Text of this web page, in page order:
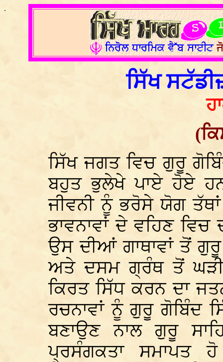
.
ਸਿੱਖ
ਸਿੱਖ ਜਗਤ ਵਿਚ ਗੁਰੂ
ਬਹੁਤ ਭੁਲੇਖੇ ਪਾਏ ਹੋਏ
ਜੀਵਨੀ ਨੂੰ ਭਰੋਸੇ ਯੋਗ
ਭਾਵਨਾਵਾਂ ਦੇ ਵਹਿਣ
ਉਸ ਦੀਆਂ ਗਾਥਾਵਾਂ ਤੋਂ
ਅਤੇ ਦਸਮ ਗ੍ਰੰਥ ਤੋਂ
ਕਿਰਤ ਸਿੱਧ ਕਰਨ ਦਾ
ਰਚਨਾਵਾਂ ਨੂੰ ਗੁਰੂ ਗੋਬਿੰਦ
ਬਣਾਉਣ ਨਾਲ ਗੁਰੂ
ਪ੍ਰਸੰਗਕਤਾ ਸਮਾਪਤ